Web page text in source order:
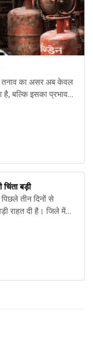
तनाव का असर अब केवल
है, बल्कि इसका प्रभाव
बड़ी
तीन दिनों से
राहत दी है। जिले में